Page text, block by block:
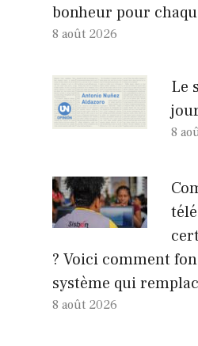
bonheur pour
8 août 2026
Le
8
? Voici comment
système qui
8 août 2026